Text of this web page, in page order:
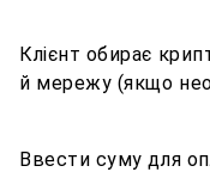
Клієнт обирає
й мережу (якщо
Ввести суму для